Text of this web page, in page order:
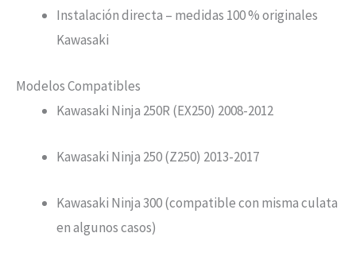
Instalación directa – medidas 100 % originales
Kawasaki
Modelos Compatibles
Kawasaki Ninja 250R (EX250) 2008-2012
Kawasaki Ninja 250 (Z250) 2013-2017
Kawasaki Ninja 300 (compatible con misma culata
en algunos casos)